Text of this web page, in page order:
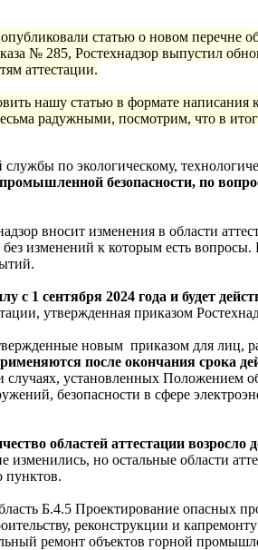
статью о новом перечне
№ 285, Ростехнадзор выпустил
аттестации.
нашу статью в формате
радужными, посмотрим, что в
по экологическому,
безопасности, по
вносит изменения в области
изменений к которым есть
с 1 сентября 2024 года и будет
утвержденная приказом
новым приказом для лиц,
после окончания срока
случаях, установленных Положением
безопасности в сфере
областей аттестации возросло
изменились, но остальные области
пунктов.
Б.4.5 Проектирование опасных
реконструкции и
ремонт объектов горной